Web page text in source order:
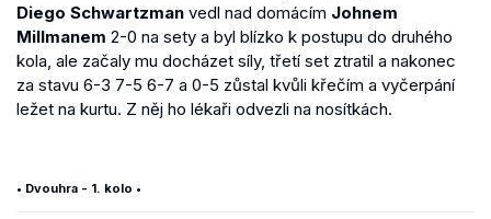
Diego Schwartzman vedl nad domácím Johnem
Millmanem 2-0 na sety a byl blízko k postupu do druhého
kola, ale začaly mu docházet síly, třetí set ztratil a nakonec
za stavu 6-3 7-5 6-7 a 0-5 zůstal kvůli křečím a vyčerpání
ležet na kurtu. Z něj ho lékaři odvezli na nosítkách.
• Dvouhra - 1. kolo •